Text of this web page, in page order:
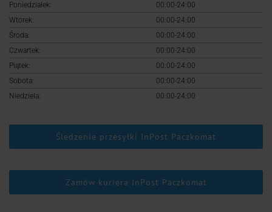
Poniedziałek:
00:00-24:00
Wtorek:
00:00-24:00
Środa:
00:00-24:00
Czwartek:
00:00-24:00
Piątek:
00:00-24:00
Sobota:
00:00-24:00
Niedziela:
00:00-24:00
Śledzenie przesyłki InPost Paczkomat
Zamów kuriera InPost Paczkomat